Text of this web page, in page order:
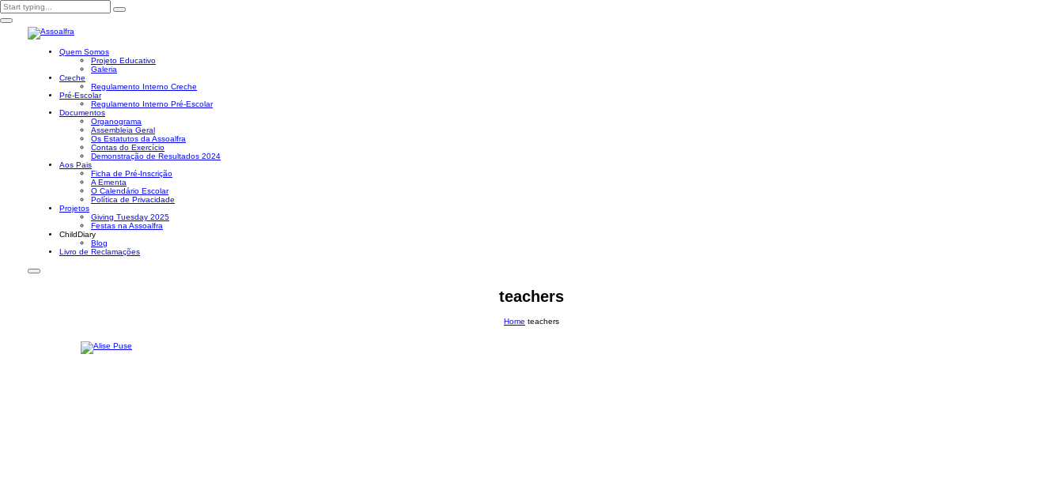
Quem Somos
Projeto Educativo
Galeria
Creche
Regulamento Interno Creche
Pré-Escolar
Regulamento Interno Pré-Escolar
Documentos
Organograma
Assembleia Geral
Os Estatutos da Assoalfra
Contas do Exercício
Demonstração de Resultados 2024
Aos Pais
Ficha de Pré-Inscrição
A Ementa
O Calendário Escolar
Política de Privacidade
Projetos
Giving Tuesday 2025
Festas na Assoalfra
ChildDiary
Blog
Livro de Reclamações
teachers
Home teachers